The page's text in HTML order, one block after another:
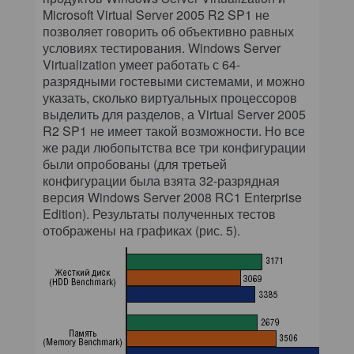
Microsoft Virtual Server 2005 R2 SP1 не
позволяет говорить об объективно равных
условиях тестирования. Windows Server
Virtualization умеет работать с 64-
разрядными гостевыми системами, и можно
указать, сколько виртуальных процессоров
выделить для разделов, а Virtual Server 2005
R2 SP1 не имеет такой возможности. Но все
же ради любопытства все три конфигурации
были опробованы (для третьей
конфигурации была взята 32-разрядная
версия Windows Server 2008 RC1 Enterprise
Edition). Результаты полученных тестов
отображены на графиках (рис. 5).